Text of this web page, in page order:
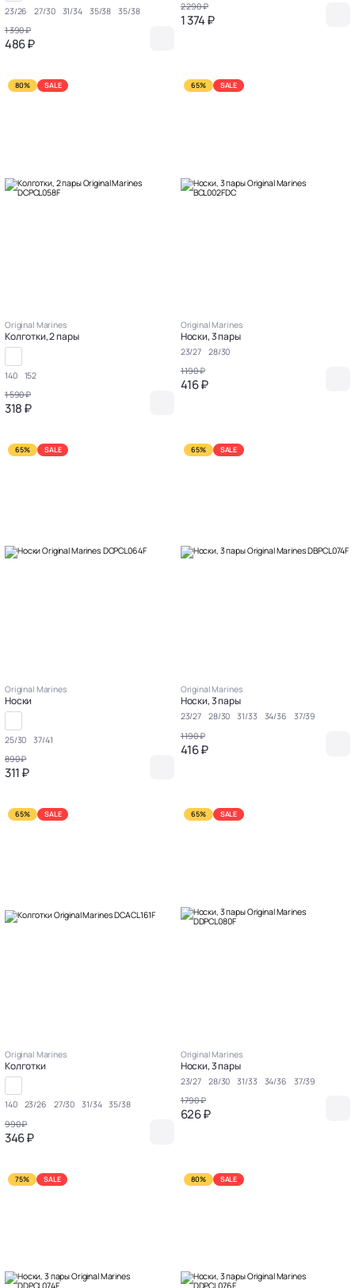
23/26 27/30 31/34 35/38
35/38
1 390 ₽
486 ₽
2 290 ₽
1 374 ₽
80% SALE
Original Marines
Колготки, 2 пары
140
152
1 590 ₽
318 ₽
65% SALE
Original Marines
Носки, 3 пары
23/27
28/30
1 190 ₽
416 ₽
65% SALE
Original Marines
Носки
25/30
37/41
890 ₽
311 ₽
65% SALE
Original Marines
Носки, 3 пары
23/27 28/30 31/33 34/36
37/39
1 190 ₽
416 ₽
65% SALE
Original Marines
Колготки
140 23/26 27/30 31/34
35/38
990 ₽
346 ₽
65% SALE
Original Marines
Носки, 3 пары
23/27 28/30 31/33 34/36
37/39
1 790 ₽
626 ₽
75% SALE 80% SALE